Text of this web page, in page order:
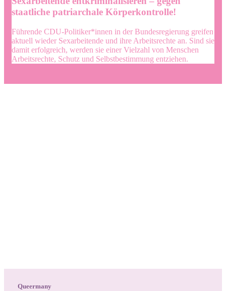
staatliche patriarchale Körperkontrolle!
Führende CDU-Politiker*innen in der Bundesregierung greifen
aktuell wieder Sexarbeitende und ihre Arbeitsrechte an. Sind sie
damit erfolgreich, werden sie einer Vielzahl von Menschen
Arbeitsrechte, Schutz und Selbstbestimmung entziehen.
Queermany